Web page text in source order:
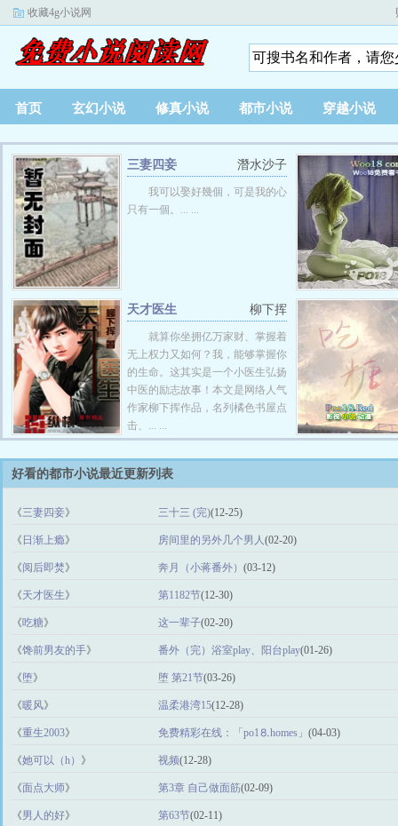
收藏4g小说网
首页 玄幻小说 修真小说 都市小说 穿越小说
潛水沙子
三妻四妾
我可以娶好幾個，可是我的心
只有一個。... ...
柳下挥
天才医生
就算你坐拥亿万家财、掌握着
无上权力又如何？我，能够掌握你
的生命。这其实是一个小医生弘扬
中医的励志故事！本文是网络人气
作家柳下挥作品，名列橘色书屋点
击、... ...
好看的都市小说最近更新列表
《三妻四妾》 三十三 (完)(12-25)
《 日渐上瘾》 房间里的另外几个男人(02-20)
《阅后即焚》 奔月（小蒋番外） (03-12)
《天才医生》 第1182节(12-30)
《吃糖》 这一辈子(02-20)
《馋前男友的手》 番外（完）浴室play、阳台play(01-26)
《堕》 堕 第21节(03-26)
《暖风》 温柔港湾15(12-28)
《重生2003》 免费精彩在线：「po1⒏homes」 (04-03)
《她可以（h） 》 视频(12-28)
《面点大师》 第3章 自己做面筋(02-09)
《男人的好》 第63节(02-11)